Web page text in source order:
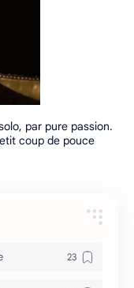
par pure passion.
coup de pouce